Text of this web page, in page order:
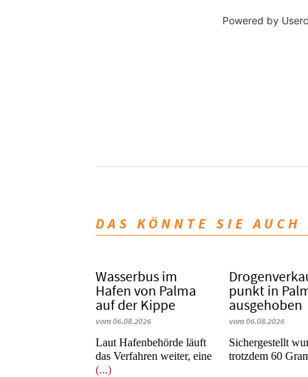
Powered by
DAS KÖNNTE SIE AUCH
Wasserbus im
Hafen von Palma
auf der Kippe
vom 06.08.2026
Laut Hafenbehörde läuft
das Verfahren weiter, eine
(...)
punkt in
ausgehoben
vom 06.08.2026
​​​​​​​Sichergestellt
trotzdem 60